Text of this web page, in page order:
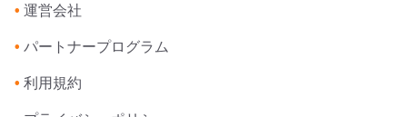
• 運営会社
• パートナープログラム
• 利用規約